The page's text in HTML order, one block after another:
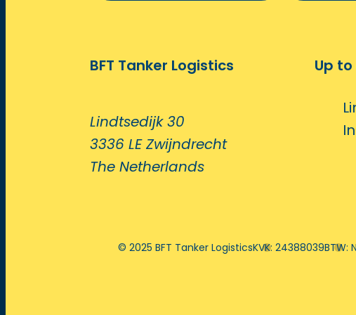
BFT Tanker Logistics
Lindtsedijk 30
3336 LE Zwijndrecht
The Netherlands
Up
© 2025 BFT Tanker LogisticsKVK: 24388039BTW: